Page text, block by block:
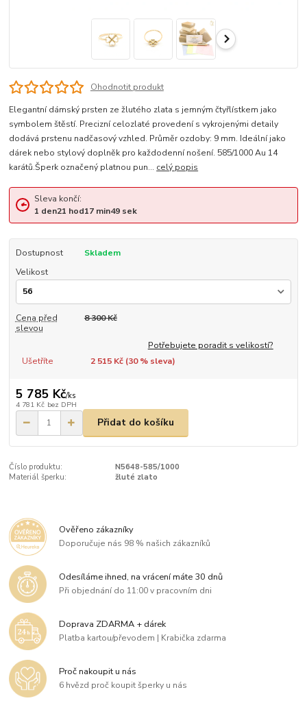
Ohodnotit produkt
Elegantní dámský prsten ze žlutého zlata s jemným čtyřlístkem jako
symbolem štěstí. Precizní celozlaté provedení s vykrojenými detaily
dodává prstenu nadčasový vzhled. Průměr ozdoby: 9 mm. Ideální jako
dárek nebo stylový doplněk pro každodenní nošení. 585/1000 Au 14
karátů.Šperk označený platnou pun... celý popis
Sleva končí:
1 den21 hod17min49sek
Dostupnost
Skladem
Velikost
Cena před
slevou
8 300 Kč
Potřebujete poradit s velikostí?
Ušetříte
2 515 Kč (30% sleva)
5 785 Kč/ks
4 781 Kč bez DPH
Přidat do košíku
Číslo produktu:
N5648-585/1000
Materiál šperku:
žluté zlato
Ověřeno zákazníky
Doporučuje nás 98 % našich zákazníků
Odesíláme ihned, na vrácení máte 30 dnů
Při objednání do 11:00 v pracovním dni
Doprava ZDARMA + dárek
Platba kartou/převodem | Krabička zdarma
Proč nakoupit u nás
6 hvězd proč koupit šperky u nás